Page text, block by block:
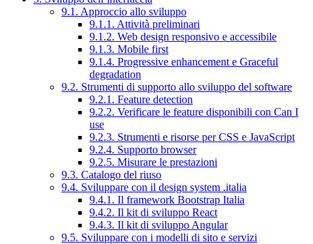
9.1. Approccio allo sviluppo
9.1.1. Attività preliminari
9.1.2. Web design responsivo e accessibile
9.1.3. Mobile first
9.1.4. Progressive enhancement e Graceful
degradation
9.2. Strumenti di supporto allo sviluppo del software
9.2.1. Feature detection
9.2.2. Verificare le feature disponibili con Can I
use
9.2.3. Strumenti e risorse per CSS e JavaScript
9.2.4. Supporto browser
9.2.5. Misurare le prestazioni
9.3. Catalogo del riuso
9.4. Sviluppare con il design system .italia
9.4.1. Il framework Bootstrap Italia
9.4.2. Il kit di sviluppo React
9.4.3. Il kit di sviluppo Angular
9.5. Sviluppare con i modelli di sito e servizi